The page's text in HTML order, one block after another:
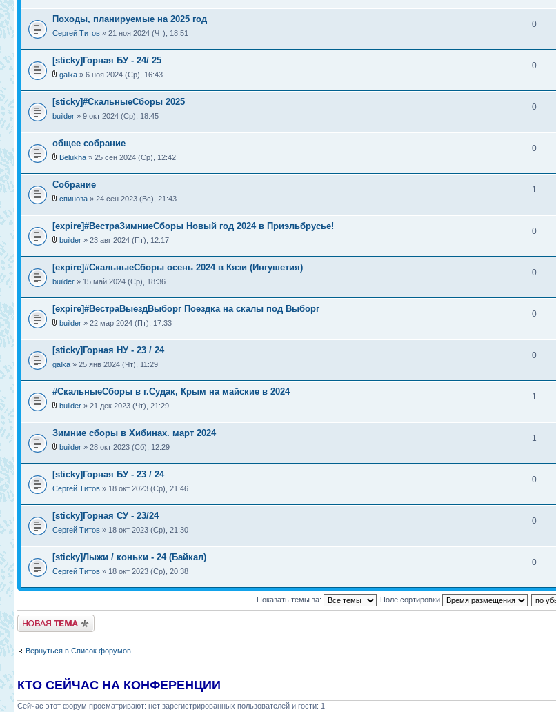
Походы, планируемые на 2025 год
Сергей Титов » 21 ноя 2024 (Чт), 18:51
0
[sticky]Горная БУ - 24/ 25
galka » 6 ноя 2024 (Ср), 16:43
0
[sticky]#СкальныеСборы 2025
builder » 9 окт 2024 (Ср), 18:45
0
общее собрание
Belukha » 25 сен 2024 (Ср), 12:42
0
Собрание
спиноза » 24 сен 2023 (Вс), 21:43
1
[expire]#ВестраЗимниеСборы Новый год 2024 в Приэльбрусье!
builder » 23 авг 2024 (Пт), 12:17
0
[expire]#СкальныеСборы осень 2024 в Кязи (Ингушетия)
builder » 15 май 2024 (Ср), 18:36
0
[expire]#ВестраВыездВыборг Поездка на скалы под Выборг
builder » 22 мар 2024 (Пт), 17:33
0
[sticky]Горная НУ - 23 / 24
galka » 25 янв 2024 (Чт), 11:29
0
#СкальныеСборы в г.Судак, Крым на майские в 2024
builder » 21 дек 2023 (Чт), 21:29
1
Зимние сборы в Хибинах. март 2024
builder » 28 окт 2023 (Сб), 12:29
1
[sticky]Горная БУ - 23 / 24
Сергей Титов » 18 окт 2023 (Ср), 21:46
0
[sticky]Горная СУ - 23/24
Сергей Титов » 18 окт 2023 (Ср), 21:30
0
[sticky]Лыжи / коньки - 24 (Байкал)
Сергей Титов » 18 окт 2023 (Ср), 20:38
0
Показать темы за: Поле сортировки
Новая тема
Вернуться в Список форумов
КТО СЕЙЧАС НА КОНФЕРЕНЦИИ
Сейчас этот форум просматривают: нет зарегистрированных пользователей и гости: 1